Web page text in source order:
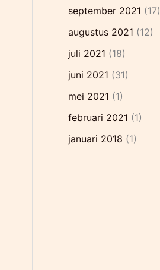
september 2021 (17)
augustus 2021 (12)
juli 2021 (18)
juni 2021 (31)
mei 2021 (1)
februari 2021 (1)
januari 2018 (1)